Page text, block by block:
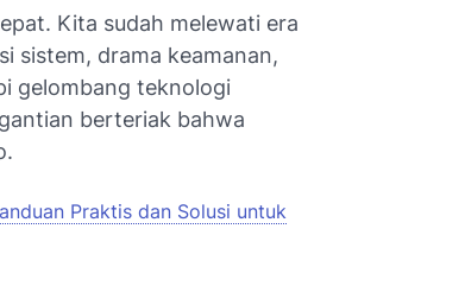
Kita sudah melewati era
sistem, drama keamanan,
gelombang teknologi
berteriak bahwa
Praktis dan Solusi untuk